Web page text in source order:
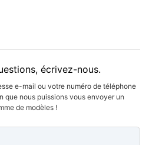
écrivez-nous.
e-mail ou votre numéro de téléphone
que nous puissions vous envoyer un
de modèles !